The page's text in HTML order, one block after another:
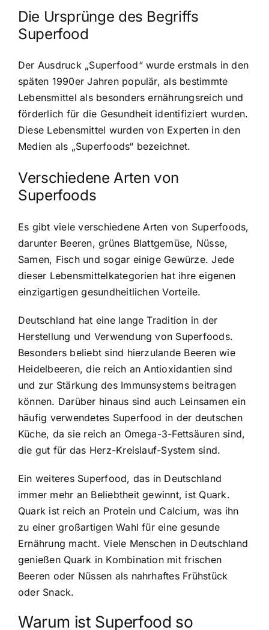
Die Ursprünge des Begriffs
Superfood
Der Ausdruck „Superfood“ wurde erstmals in den
späten 1990er Jahren populär, als bestimmte
Lebensmittel als besonders ernährungsreich und
förderlich für die Gesundheit identifiziert wurden.
Diese Lebensmittel wurden von Experten in den
Medien als „Superfoods“ bezeichnet.
Verschiedene Arten von
Superfoods
Es gibt viele verschiedene Arten von Superfoods,
darunter Beeren, grünes Blattgemüse, Nüsse,
Samen, Fisch und sogar einige Gewürze. Jede
dieser Lebensmittelkategorien hat ihre eigenen
einzigartigen gesundheitlichen Vorteile.
Deutschland hat eine lange Tradition in der
Herstellung und Verwendung von Superfoods.
Besonders beliebt sind hierzulande Beeren wie
Heidelbeeren, die reich an Antioxidantien sind
und zur Stärkung des Immunsystems beitragen
können. Darüber hinaus sind auch Leinsamen ein
häufig verwendetes Superfood in der deutschen
Küche, da sie reich an Omega-3-Fettsäuren sind,
die gut für das Herz-Kreislauf-System sind.
Ein weiteres Superfood, das in Deutschland
immer mehr an Beliebtheit gewinnt, ist Quark.
Quark ist reich an Protein und Calcium, was ihn
zu einer großartigen Wahl für eine gesunde
Ernährung macht. Viele Menschen in Deutschland
genießen Quark in Kombination mit frischen
Beeren oder Nüssen als nahrhaftes Frühstück
oder Snack.
Warum ist Superfood so